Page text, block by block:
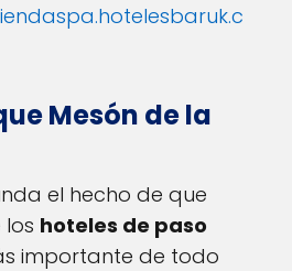
Mesón de la
el hecho de que
hoteles de paso
importante de todo